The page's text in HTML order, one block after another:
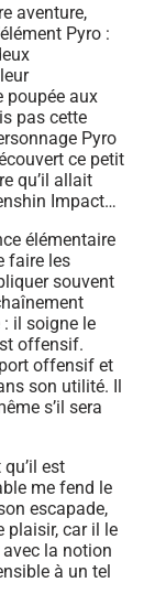
aventure,
Pyro :
poupée aux
pas cette
Pyro
ce petit
qu’il allait
Impact…
élémentaire
faire les
souvent
il soigne le
offensif.
offensif et
son utilité. Il
s’il sera
est
me fend le
escapade,
plaisir, car il le
la notion
à un tel